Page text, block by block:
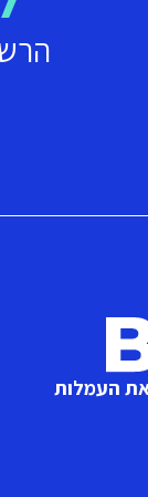
את העמלות